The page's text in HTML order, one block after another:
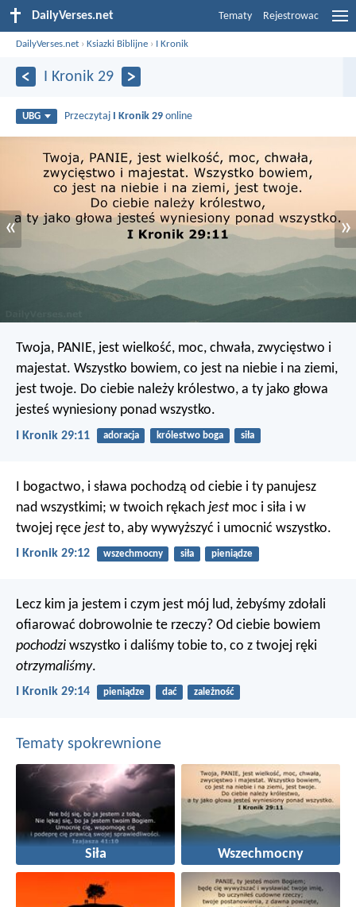
DailyVerses.net Tematy Rejestrowac
DailyVerses.net ›Ksiazki Biblijne › I Kronik
I Kronik 29
UBG Przeczytaj I Kronik 29 online
« »
Twoja, PANIE, jest wielkość, moc, chwała, zwycięstwo i
majestat. Wszystko bowiem, co jest na niebie i na ziemi,
jest twoje. Do ciebie należy królestwo, a ty jako głowa
jesteś wyniesiony ponad wszystko.
I Kronik 29:11 adoracja królestwo boga siła
I bogactwo, i sława pochodzą od ciebie i ty panujesz
nad wszystkimi; w twoich rękach jest moc i siła i w
twojej ręce jest to, aby wywyższyć i umocnić wszystko.
I Kronik 29:12 wszechmocny siła pieniądze
Lecz kim ja jestem i czym jest mój lud, żebyśmy zdołali
ofiarować dobrowolnie te rzeczy? Od ciebie bowiem
pochodzi wszystko i daliśmy tobie to, co z twojej ręki
otrzymaliśmy.
I Kronik 29:14 pieniądze dać zależność
Tematy spokrewnione
Siła Wszechmocny